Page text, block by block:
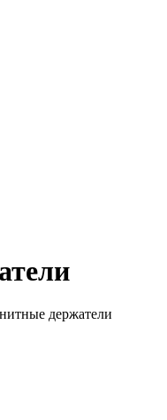
держатели